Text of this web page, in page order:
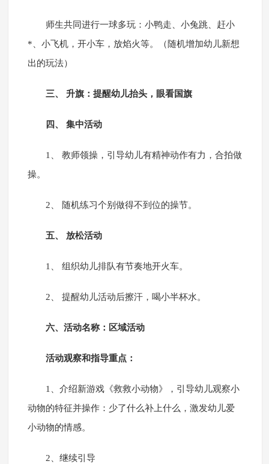
师生共同进行一球多玩：小鸭走、小兔跳、赶小
*、小飞机，开小车，放焰火等。（随机增加幼儿新想
出的玩法）
三、 升旗：提醒幼儿抬头，眼看国旗
四、 集中活动
1、 教师领操，引导幼儿有精神动作有力，合拍做
操。
2、 随机练习个别做得不到位的操节。
五、 放松活动
1、 组织幼儿排队有节奏地开火车。
2、 提醒幼儿活动后擦汗，喝小半杯水。
六、活动名称：区域活动
活动观察和指导重点：
1、介绍新游戏《救救小动物》，引导幼儿观察小
动物的特征并操作：少了什么补上什么，激发幼儿爱
小动物的情感。
2、继续引导